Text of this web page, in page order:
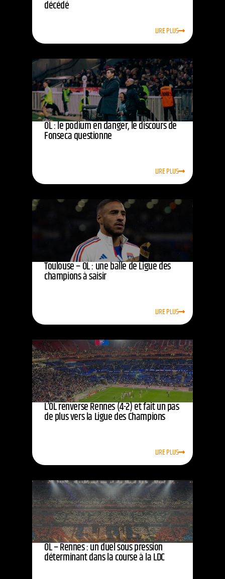
décédé
LIRE PLUS
OL : le podium en danger, le discours de
Fonseca questionne
LIRE PLUS
Toulouse – OL : une balle de Ligue des
champions à saisir
LIRE PLUS
L’OL renverse Rennes (4-2) et fait un pas
de plus vers la Ligue des Champions
LIRE PLUS
OL – Rennes : un duel sous pression
déterminant dans la course à la LDC